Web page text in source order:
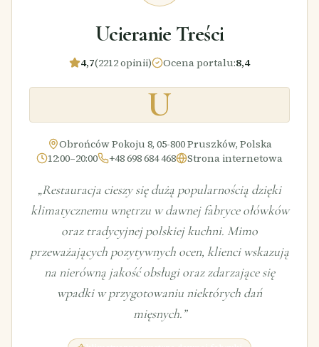
Ucieranie Treści
4,7(2212 opinii) Ocena portalu:8,4
U
Obrońców Pokoju 8, 05-800 Pruszków, Polska
12:00–20:00
+48 698 684 468 Strona internetowa
„Restauracja cieszy się dużą popularnością dzięki
klimatycznemu wnętrzu w dawnej fabryce ołówków
oraz tradycyjnej polskiej kuchni. Mimo
przeważających pozytywnych ocen, klienci wskazują
na nierówną jakość obsługi oraz zdarzające się
wpadki w przygotowaniu niektórych dań
mięsnych.”